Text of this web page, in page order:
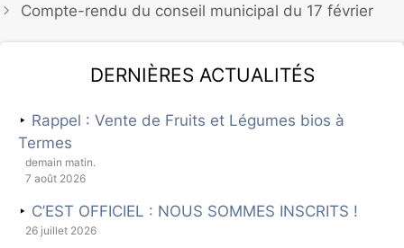
Compte-rendu du conseil municipal du 17 février
Dernières actualités
Rappel : Vente de Fruits et Légumes bios à
Termes
demain matin.
7 août 2026
C’EST OFFICIEL : NOUS SOMMES INSCRITS !
26 juillet 2026